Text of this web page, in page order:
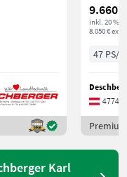
9.660 €
inkl. 20 %
8.050 € exkl.
47 PS/
4774
Karl